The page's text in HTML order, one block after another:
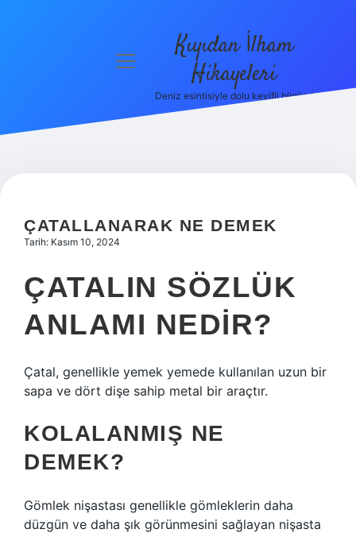
Hakkımızda
menüyü
Kıyıdan İlham
Hikayeleri
Deniz esintisiyle dolu keyifli bilgiler!
ÇATALLANARAK NE DEMEK
Tarih: Kasım 10, 2024
ÇATALIN SÖZLÜK
ANLAMI NEDIR?
Çatal, genellikle yemek yemede kullanılan uzun bir
sapa ve dört dişe sahip metal bir araçtır.
KOLALANMIŞ NE
DEMEK?
Gömlek nişastası genellikle gömleklerin daha
düzgün ve daha şık görünmesini sağlayan nişasta